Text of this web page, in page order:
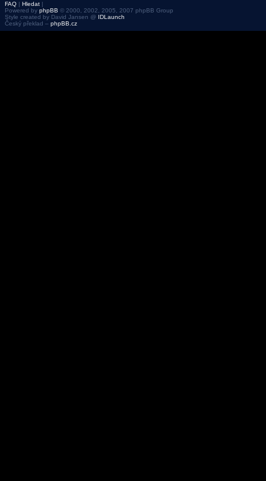
FAQ | Hledat |
Powered by phpBB © 2000, 2002, 2005, 2007 phpBB Group
Style created by David Jansen @ IDLaunch
Český překlad – phpBB.cz